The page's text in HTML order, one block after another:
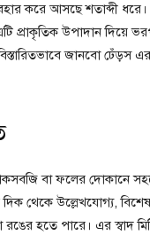
করে আসছে শতাব্দী
উপাদান দিয়ে
জানবো ঢেঁড়স
বা ফলের দোকানে
দিক থেকে উল্লেখযোগ্য,
হতে পারে। এর স্বাদ